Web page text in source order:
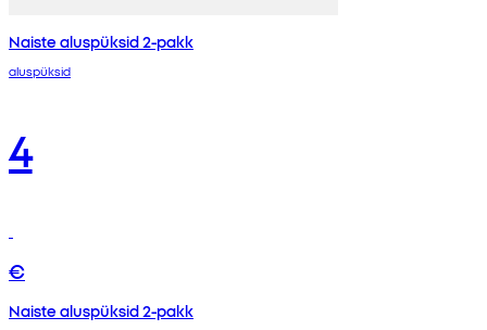
Naiste aluspüksid 2-pakk
aluspüksid
4
€
Naiste aluspüksid 2-pakk